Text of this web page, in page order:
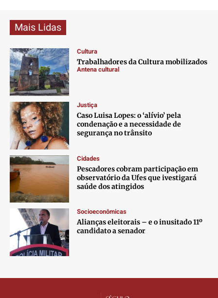
Anuncie
Quem Somos
Expediente
Contato
Anuncie
Termos de Uso
Privacidade
Anuncie
Quem Somos
Expediente
Contato
Anuncie
Termos de Uso
Privacidade
Anuncie
Quem Somos
Expediente
Contato
Anuncie
Termos de Uso
Privacidade
Anuncie
Quem Somos
Expediente
Contato
Anuncie
Termos de Uso
Privacidade
Mais Lidas
Cultura
Trabalhadores da Cultura mobilizados
Antena cultural
Justiça
Caso Luisa Lopes: o ‘alívio’ pela
condenação e a necessidade de
segurança no trânsito
Cidades
Pescadores cobram participação em
observatório da Ufes que ivestigará
saúde dos atingidos
Socioeconômicas
Alianças eleitorais – e o inusitado 11º
candidato a senador